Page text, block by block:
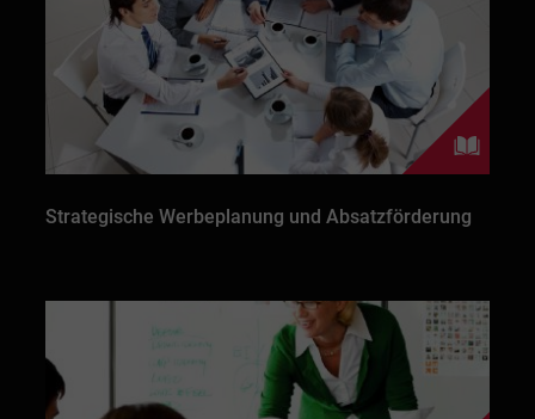
Strategische Werbeplanung und Absatzförderung